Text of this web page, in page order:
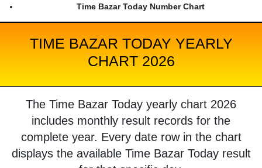
Time Bazar Today Number Chart
TIME BAZAR TODAY YEARLY
CHART 2026
The Time Bazar Today yearly chart 2026
includes monthly result records for the
complete year. Every date row in the chart
displays the available Time Bazar Today result